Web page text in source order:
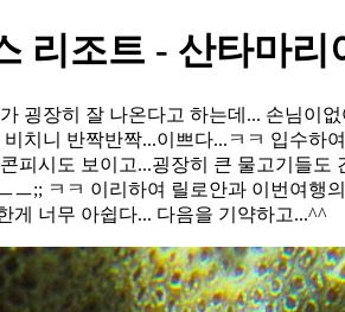
리조트 - 산타마리
굉장히 잘 나온다고 하는데... 손님이
치니 반짝반짝...이쁘다...ㅋㅋ 입수
피시도 보이고...굉장히 큰 물고기들
;; ㅋㅋ 이리하여 릴로안과 이번여
게 너무 아쉽다... 다음을 기약하고...^^